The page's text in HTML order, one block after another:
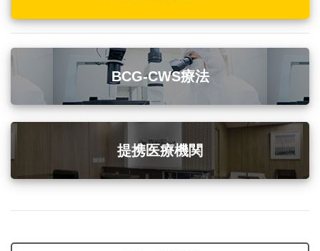
BCG-CWS療法
提携医療機関